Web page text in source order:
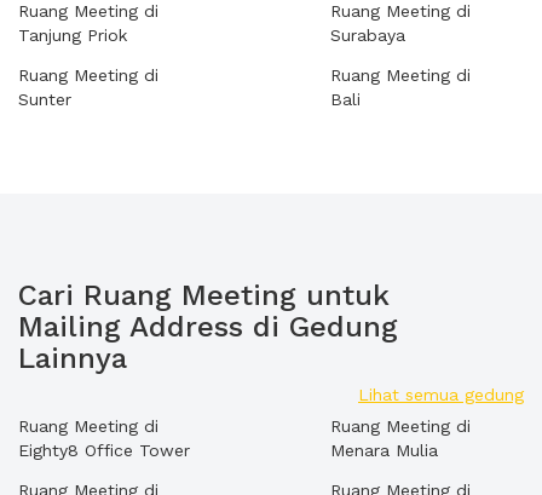
Ruang Meeting di
Tanjung Priok
Ruang Meeting di
Sunter
Ruang Meeting di
Surabaya
Ruang Meeting di
Bali
Cari Ruang Meeting untuk
Mailing Address di Gedung
Lainnya
Lihat semua gedung
Ruang Meeting di
Eighty8 Office Tower
Ruang Meeting di
Ruang Meeting di
Menara Mulia
Ruang Meeting di